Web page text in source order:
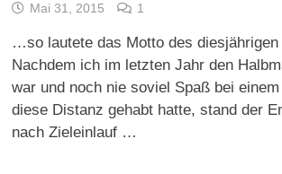
Mai 31, 2015 1
…so lautete das Motto des diesjährigen
Nachdem ich im letzten Jahr den
war und noch nie soviel Spaß bei
diese Distanz gehabt hatte, stand der
nach Zieleinlauf …